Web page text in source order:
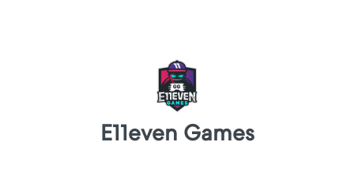
E11even Games